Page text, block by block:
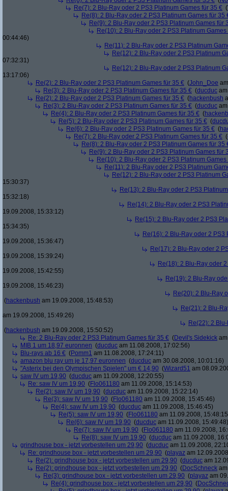
Re(7): 2 Blu-Ray oder 2 PS3 Platinum Games für 35 € (
Re(8): 2 Blu-Ray oder 2 PS3 Platinum Games für 35
Re(9): 2 Blu-Ray oder 2 PS3 Platinum Games für
Re(10): 2 Blu-Ray oder 2 PS3 Platinum Games
00:44:46)
Re(11): 2 Blu-Ray oder 2 PS3 Platinum
Re(12): 2 Blu-Ray oder 2 PS3 Platinum
07:32:31)
Re(12): 2 Blu-Ray oder 2 PS3 Platinum
13:17:06)
Re(2): 2 Blu-Ray oder 2 PS3 Platinum Games für 35 € (John_Doe
Re(3): 2 Blu-Ray oder 2 PS3 Platinum Games für 35 € (ducduc
Re(2): 2 Blu-Ray oder 2 PS3 Platinum Games für 35 € (hackenbush
Re(3): 2 Blu-Ray oder 2 PS3 Platinum Games für 35 € (ducduc
Re(4): 2 Blu-Ray oder 2 PS3 Platinum Games für 35 € (
Re(5): 2 Blu-Ray oder 2 PS3 Platinum Games für 35 € (
Re(6): 2 Blu-Ray oder 2 PS3 Platinum Games für 35 € (
Re(7): 2 Blu-Ray oder 2 PS3 Platinum Games für 35 € (
Re(8): 2 Blu-Ray oder 2 PS3 Platinum Games für 35
Re(9): 2 Blu-Ray oder 2 PS3 Platinum Games für
Re(10): 2 Blu-Ray oder 2 PS3 Platinum Games
Re(11): 2 Blu-Ray oder 2 PS3 Platinum
Re(12): 2 Blu-Ray oder 2 PS3 Platinum
15:30:37)
Re(13): 2 Blu-Ray oder 2 PS3
15:32:18)
Re(14): 2 Blu-Ray oder 2 PS3
19.09.2008, 15:33:12)
Re(15): 2 Blu-Ray oder 2 PS3
15:34:35)
Re(16): 2 Blu-Ray oder 2 PS3
19.09.2008, 15:36:47)
Re(17): 2 Blu-Ray oder 2
19.09.2008, 15:39:24)
Re(18): 2 Blu-Ray oder
19.09.2008, 15:42:55)
Re(19): 2 Blu-Ray
19.09.2008, 15:46:23)
Re(20): 2 Blu-Ray
(hackenbush am 19.09.2008, 15:48:53)
Re(21): 2 Blu-
am 19.09.2008, 15:49:26)
Re(22): 2
(hackenbush am 19.09.2008, 15:50:52)
Re: 2 Blu-Ray oder 2 PS3 Platinum Games für 35 € (Devil's Sidekick
MIB 1 um 18,97 euronnen (ducduc am 11.08.2008, 17:02:56)
Blu-rays ab 16 € (Pomm1 am 11.08.2008, 17:24:11)
amazon blu ray um je 17,97 euronnen (ducduc am 30.08.2008, 10:01:16)
"Asterix bei den Olympischen Spielen" um € 14,90 (Wizard51 am
saw IV um 19,90 (ducduc am 11.09.2008, 12:20:55)
Re: saw IV um 19,90 (Flo061180 am 11.09.2008, 15:14:53)
Re(2): saw IV um 19,90 (ducduc am 11.09.2008, 15:22:14)
Re(3): saw IV um 19,90 (Flo061180 am 11.09.2008, 15:45:46)
Re(4): saw IV um 19,90 (ducduc am 11.09.2008, 15:46:45)
Re(5): saw IV um 19,90 (Flo061180 am 11.09.2008,
Re(6): saw IV um 19,90 (ducduc am 11.09.2008, 15:49:48)
Re(7): saw IV um 19,90 (Flo061180 am 11.09.2008,
Re(8): saw IV um 19,90 (ducduc am 11.09.2008,
grindhouse box - jetzt vorbestellen um 29,90 (ducduc am 11.09.2008,
Re: grindhouse box - jetzt vorbestellen um 29,90 (playaz am
Re(2): grindhouse box - jetzt vorbestellen um 29,90 (ducduc am
Re(2): grindhouse box - jetzt vorbestellen um 29,90 (DocSchneck
Re(3): grindhouse box - jetzt vorbestellen um 29,90 (playaz am
Re(4): grindhouse box - jetzt vorbestellen um 29,90 (